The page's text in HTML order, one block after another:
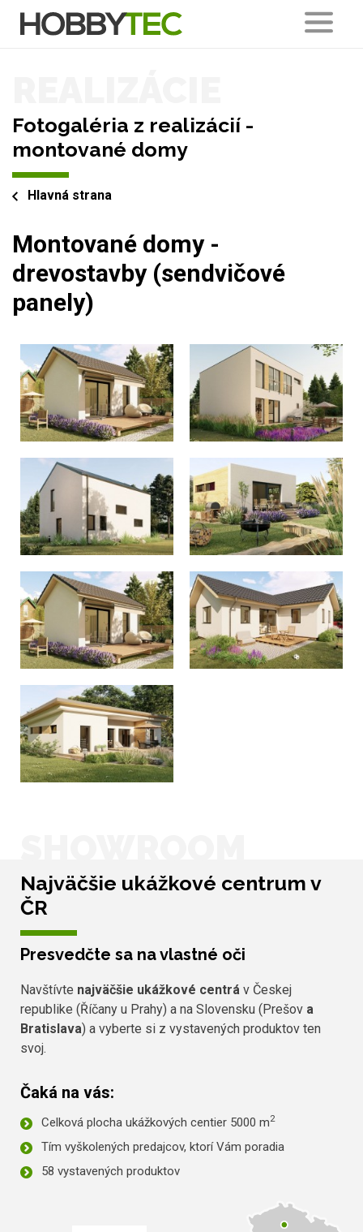
Fotogaléria z realizácií -
montované domy
Hlavná strana
Montované domy -
drevostavby (sendvičové
panely)
Najväčšie ukážkové centrum v
ČR
Presvedčte sa na vlastné oči
Navštívte najväčšie ukážkové centrá v Českej
republike (Říčany u Prahy) a na Slovensku (Prešov a
Bratislava) a vyberte si z vystavených produktov ten
svoj.
Čaká na vás:
Celková plocha ukážkových centier 5000 m2
Tím vyškolených predajcov, ktorí Vám poradia
58 vystavených produktov